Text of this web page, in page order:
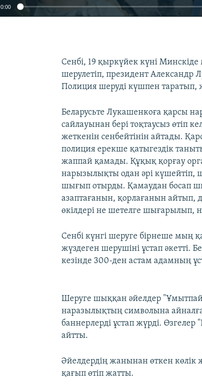
720p
0:00
Сенбі, 19 қыркүйек күні
шерулетіп, президент Александр
Полиция шеруді күшпен таратып,
Беларусьте Лукашенкоға қарсы
сайлауынан бері тоқтаусыз өтіп
жеткенін сенбейтінін айтады.
полиция ерекше қатыгездік
жаппай қамады. Құқық қорғау
нарызылықты одан әрі күшейтіп,
шығып отырды. Қамаудан босап
азаптағанын, қорлағанын айтып,
өкілдері не шетелге шығарылып,
Сенбі күнгі шеруге бірнеше мың
жүздеген шерушіні ұстап әкетті.
кезінде 300-ден астам адамның
Шеруге шыққан әйелдер
наразылықтың символына
баннерлерді ұстап жүрді.
айтты.
Әйелдердің жанынан өткен көлік
қағып өтіп жатты.